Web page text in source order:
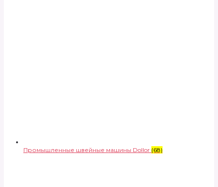
Промышленные швейные машины Dollor (68)